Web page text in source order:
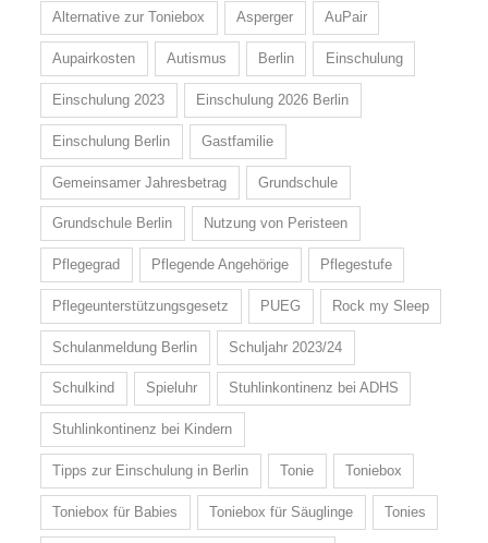
Alternative zur Toniebox Asperger AuPair
Aupairkosten Autismus Berlin Einschulung
Einschulung 2023 Einschulung 2026 Berlin
Einschulung Berlin Gastfamilie
Gemeinsamer Jahresbetrag Grundschule
Grundschule Berlin Nutzung von Peristeen
Pflegegrad Pflegende Angehörige Pflegestufe
Pflegeunterstützungsgesetz PUEG Rock my Sleep
Schulanmeldung Berlin Schuljahr 2023/24
Schulkind Spieluhr Stuhlinkontinenz bei ADHS
Stuhlinkontinenz bei Kindern
Tipps zur Einschulung in Berlin Tonie Toniebox
Toniebox für Babies Toniebox für Säuglinge Tonies